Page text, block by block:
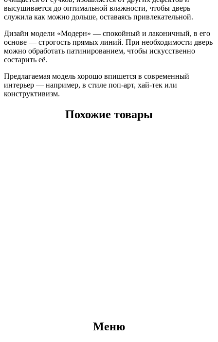
высушивается до оптимальной влажности, чтобы дверь
служила как можно дольше, оставаясь привлекательной.
Дизайн модели «Модерн» — спокойный и лаконичный, в его
основе — строгость прямых линий. При необходимости дверь
можно обработать патинированием, чтобы искусственно
состарить её.
Предлагаемая модель хорошо впишется в современный
интерьер — например, в стиле поп-арт, хай-тек или
конструктивизм.
Похожие товары
Меню